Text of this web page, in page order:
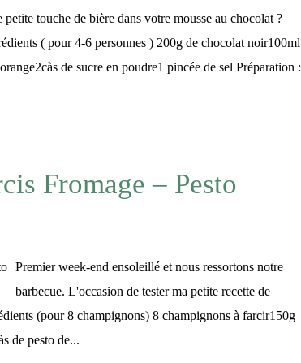
petite touche de bière dans votre mousse au chocolat ?
( pour 4-6 personnes ) 200g de chocolat noir100ml
de sucre en poudre1 pincée de sel Préparation :
Fromage – Pesto
Premier week-end ensoleillé et nous ressortons notre
barbecue. L'occasion de tester ma petite recette de
(pour 8 champignons) 8 champignons à farcir150g
de pesto de...